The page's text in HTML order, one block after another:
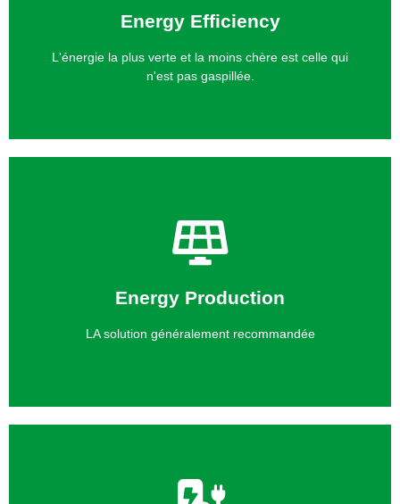
Energy Efficiency
L'énergie la plus verte et la moins chère est celle qui
n'est pas gaspillée.
Vous réduisez instantanément votre facture d'énergie et
simples.
Ener gy Production
LA solution généralement recommandée
Grâce aux panneaux solaires : produisez une énergie
verte et locale avec un ROI rapide tout en valorisant
votre propriété.
Contact